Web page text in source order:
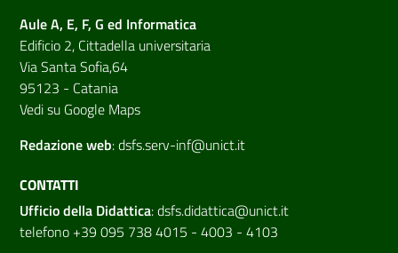
Aule A, E, F, G ed Informatica
Edificio 2, Cittadella universitaria
Via Santa Sofia,64
95123 - Catania
Vedi su Google Maps
Redazione web:dsfs.serv-inf@unict.it
CONTATTI
Ufficio della Didattica:dsfs.didattica@unict.it
telefono +39 095 738 4015 - 4003 - 4103